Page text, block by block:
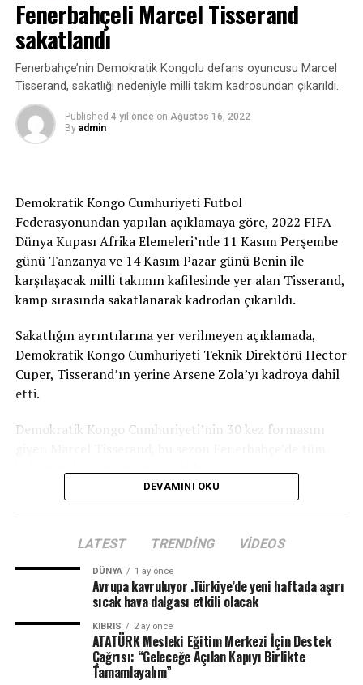
Türker Oktay: Yarışlar üst üste geldi
Milli Takımlar Yüzme ve Fenerbahçe Teknik Direktörü
Türker Oktay ise yarışların üst üste geldiğini ifade etti.
“Olimpiyatlardan sonra bu sezonun iki önemli yarışı
vardı. Bir tanesi Avrupa Şampiyonası, diğeri de Dünya
organizasyonların bir kısmı iptal oldu. Dolayısıyla ikisi
üst üste geldi. Bizim esas hedefimiz Dünya Şampiyonası.
Avrupa Şampiyonası’na antrenman olsun diye gittik.
Ona rağmen bu derecenin çıkması mutluluk verici.”
Fenerbahçeli Marcel Tisserand
sakatlandı
Fenerbahçe’nin Demokratik Kongolu defans oyuncusu Marcel
Tisserand, sakatlığı nedeniyle milli takım kadrosundan çıkarıldı.
Published 4 yıl önce on Ağustos 16, 2022
By admin
Demokratik Kongo Cumhuriyeti Futbol
Federasyonundan yapılan açıklamaya göre, 2022 FIFA
Dünya Kupası Afrika Elemeleri’nde 11 Kasım Perşembe
günü Tanzanya ve 14 Kasım Pazar günü Benin ile
karşılaşacak milli takımın kafilesinde yer alan Tisserand,
kamp sırasında sakatlanarak kadrodan çıkarıldı.
Sakatlığın ayrıntılarına yer verilmeyen açıklamada,
Demokratik Kongo Cumhuriyeti Teknik Direktörü Hector
Cuper, Tisserand’ın yerine Arsene Zola’yı kadroya dahil
etti.
Demokratik Kongo Cumhuriyeti’nin 30 kez formasını
DEVAMINI OKU
LATEST TRENDING VIDEOS
DÜNYA 1 ay önce
Avrupa kavruluyor .Türkiye’de yeni haftada aşırı
sıcak hava dalgası etkili olacak
KIBRIS 2 ay önce
ATATÜRK Mesleki Eğitim Merkezi İçin Destek
Çağrısı: “Geleceğe Açılan Kapıyı Birlikte
Tamamlayalım”